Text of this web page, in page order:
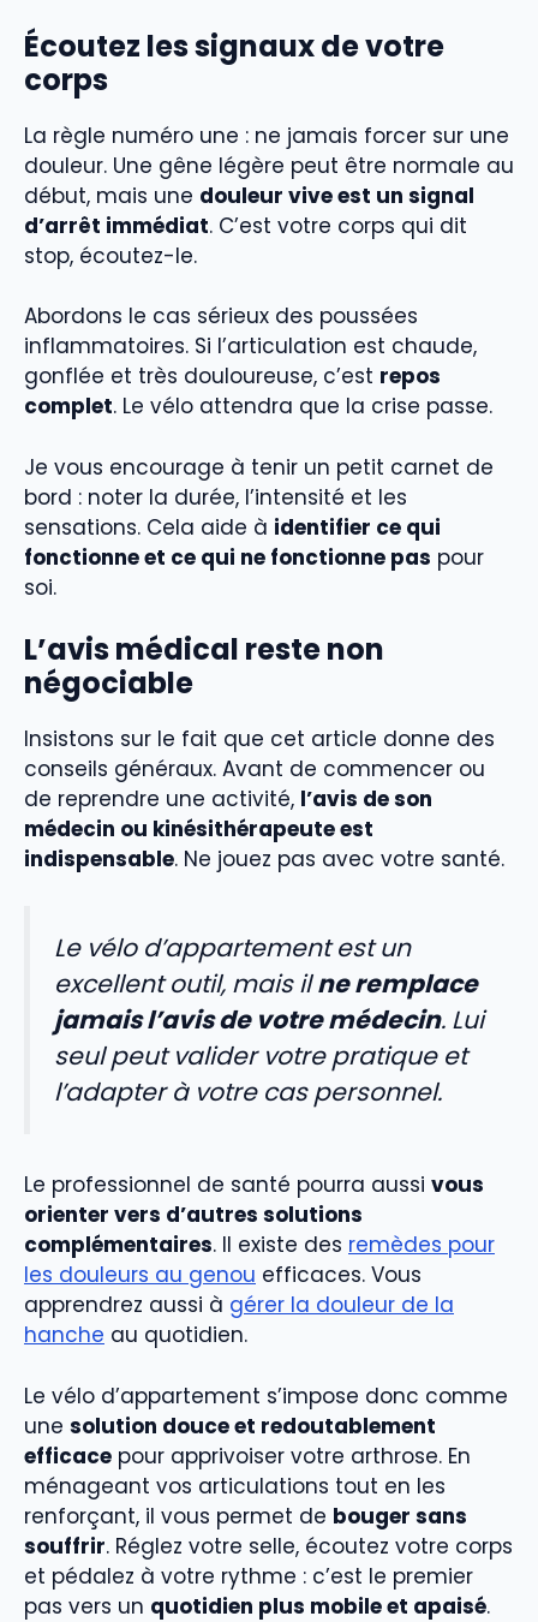
Écoutez les signaux de votre
corps
La règle numéro une : ne jamais forcer sur une
douleur. Une gêne légère peut être normale au
début, mais une douleur vive est un signal
d’arrêt immédiat. C’est votre corps qui dit
stop, écoutez-le.
Abordons le cas sérieux des poussées
inflammatoires. Si l’articulation est chaude,
gonflée et très douloureuse, c’est repos
complet. Le vélo attendra que la crise passe.
Je vous encourage à tenir un petit carnet de
bord : noter la durée, l’intensité et les
sensations. Cela aide à identifier ce qui
fonctionne et ce qui ne fonctionne pas pour
soi.
L’avis médical reste non
négociable
Insistons sur le fait que cet article donne des
conseils généraux. Avant de commencer ou
de reprendre une activité, l’avis de son
médecin ou kinésithérapeute est
indispensable. Ne jouez pas avec votre santé.
Le vélo d’appartement est un
excellent outil, mais ilne remplace
jamais l’avis de votre médecin. Lui
seul peut valider votre pratique et
l’adapter à votre cas personnel.
Le professionnel de santé pourra aussi vous
orienter vers d’autres solutions
complémentaires. Il existe des remèdes pour
les douleurs au genou efficaces. Vous
apprendrez aussi à gérer la douleur de la
hanche au quotidien.
Le vélo d’appartement s’impose donc comme
une solution douce et redoutablement
efficace pour apprivoiser votre arthrose. En
ménageant vos articulations tout en les
renforçant, il vous permet de bouger sans
souffrir. Réglez votre selle, écoutez votre corps
et pédalez à votre rythme : c’est le premier
pas vers un quotidien plus mobile et apaisé.